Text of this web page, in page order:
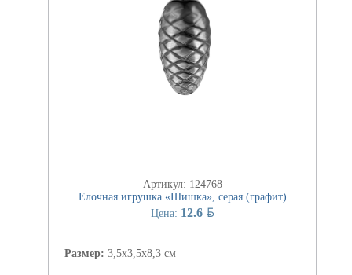
Артикул: 124768
Елочная игрушка «Шишка», серая (графит)
Цена: 12.6 BYN
Размер: 3,5х3,5х8,3 см